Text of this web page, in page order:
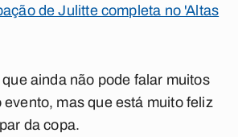
de Julitte completa no 'Altas
ainda não pode falar muitos
mas que está muito feliz
da copa.